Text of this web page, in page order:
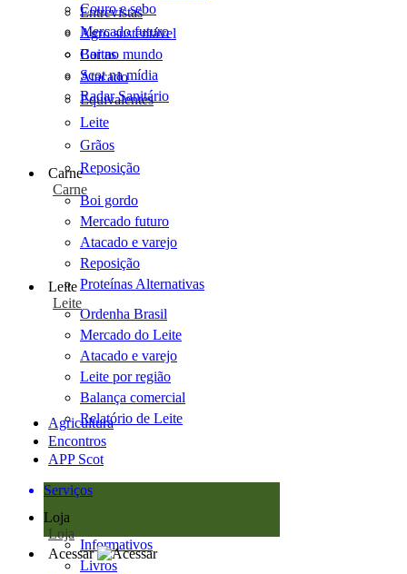
Entrevistas
Agro sustentável
Cartas
Scot na mídia
Radar Sanitário
Couro e sebo
Mercado futuro
Boi no mundo
Atacado
Equivalentes
Leite
Grãos
Reposição
Carne
Carne
Boi gordo
Mercado futuro
Atacado e varejo
Reposição
Proteínas Alternativas
Leite
Leite
Ordenha Brasil
Mercado do Leite
Atacado e varejo
Leite por região
Balança comercial
Relatório de Leite
Agricultura
Encontros
APP Scot
Serviços
Loja
Loja
Informativos
Livros
Acessar